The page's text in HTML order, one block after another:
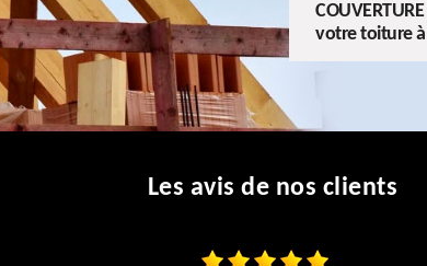
votre toiture
Les avis de nos clients